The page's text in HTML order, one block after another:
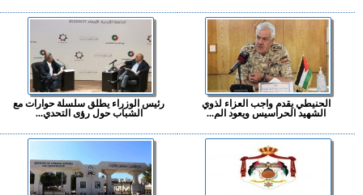
الحنيطي يقدم واجب العزاء لذوي
الشهيد الحراسيس ويعود الم...
رئيس الوزراء يطلق سلسلة حوارات مع
الشباب حول رؤى التحدي...